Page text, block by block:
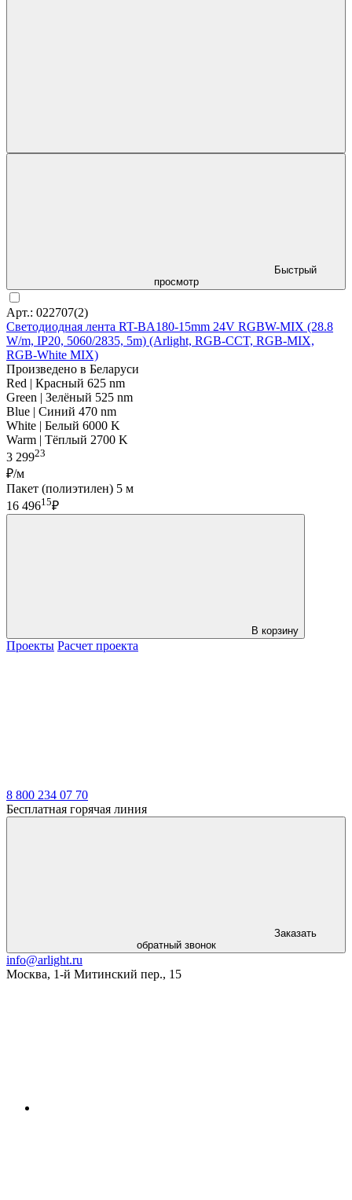
Быстрый
просмотр
Арт.: 022707(2)
Светодиодная лента RT-BA180-15mm 24V RGBW-MIX (28.8
W/m, IP20, 5060/2835, 5m) (Arlight, RGB-CCT, RGB-MIX,
RGB-White MIX)
Произведено в Беларуси
Red | Красный 625 nm
Green | Зелёный 525 nm
Blue | Синий 470 nm
White | Белый 6000 K
Warm | Тёплый 2700 K
3 29923
₽/м
Пакет (полиэтилен) 5 м
16 49615₽
В корзину
Проекты Расчет проекта
8 800 234 07 70
Бесплатная горячая линия
Заказать
обратный звонок
info@arlight.ru
Москва, 1-й Митинский пер., 15